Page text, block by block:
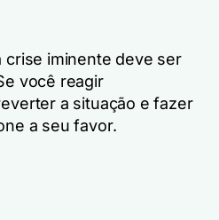
crise iminente deve ser
você reagir
a situação e fazer
a seu favor.